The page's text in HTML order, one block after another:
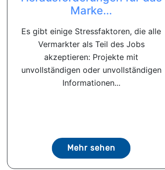
Marke...
Es gibt einige Stressfaktoren, die alle
Vermarkter als Teil des Jobs
akzeptieren: Projekte mit
unvollständigen oder unvollständigen
Informationen...
Mehr sehen